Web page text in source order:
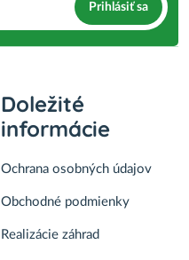
Prihlásiť sa
Doležité
informácie
Ochrana osobných údajov
Obchodné podmienky
Realizácie záhrad